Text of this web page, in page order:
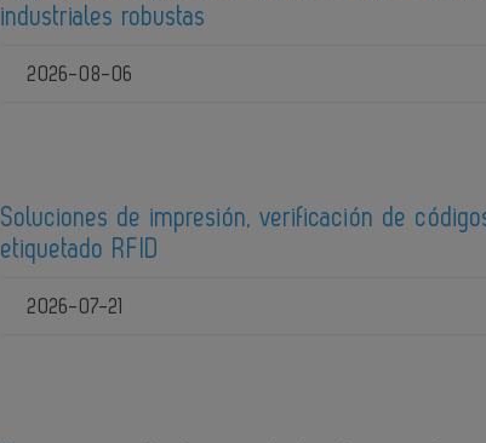
industriales robustas
2026-08-06
Soluciones de impresión, verificación de
etiquetado RFID
2026-07-21